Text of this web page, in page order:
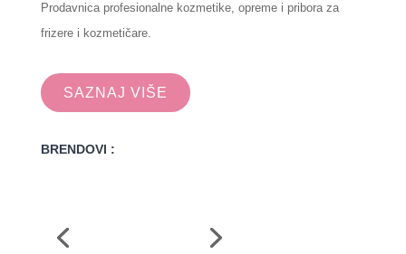
Prodavnica profesionalne kozmetike, opreme i pribora za
frizere i kozmetičare.
SAZNAJ VIŠE
BRENDOVI :